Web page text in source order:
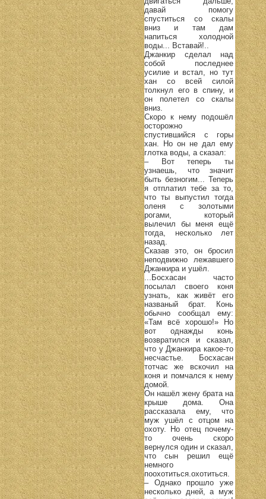
давай помогу
спуститься со скалы
вниз и там дам
напиться холодной
воды... Вставай!..
Джанкир сделал над
собой последнее
усилие и встал, но тут
хан со всей силой
толкнул его в спину, и
он полетел со скалы
вниз.
Скоро к нему подошёл
осторожно
спустившийся с горы
хан. Но он не дал ему
глотка воды, а сказал:
– Вот теперь ты
узнаешь, что значит
быть безногим... Теперь
я отплатил тебе за то,
что ты выпустил тогда
оленя с золотыми
рогами, который
вылечил бы меня ещё
тогда, несколько лет
назад.
Сказав это, он бросил
неподвижно лежавшего
Джанкира и ушёл.
...Босхасан часто
посылал своего коня
узнать, как живёт его
названый брат. Конь
обычно сообщал ему:
«Там всё хорошо!» Но
вот однажды конь
возвратился и сказал,
что у Джанкира какое-то
несчастье. Босхасан
тотчас же вскочил на
коня и помчался к нему
домой.
Он нашёл жену брата на
крыше дома. Она
рассказала ему, что
муж ушёл с отцом на
охоту. Но отец почему-
то очень скоро
вернулся один и сказал,
что сын решил ещё
немного
поохотиться.охотиться.
– Однако прошло уже
несколько дней, а муж